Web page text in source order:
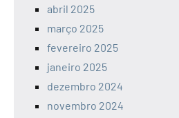
abril 2025
março 2025
fevereiro 2025
janeiro 2025
dezembro 2024
novembro 2024